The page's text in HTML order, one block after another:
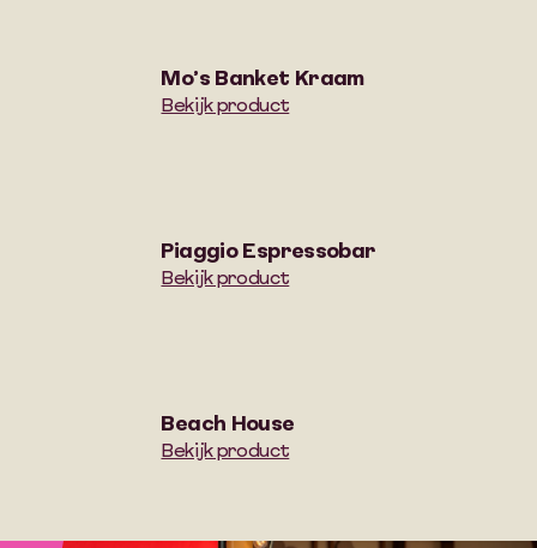
Mo’s Banket Kraam
Bekijk product
Piaggio Espressobar
Bekijk product
Beach House
Bekijk product